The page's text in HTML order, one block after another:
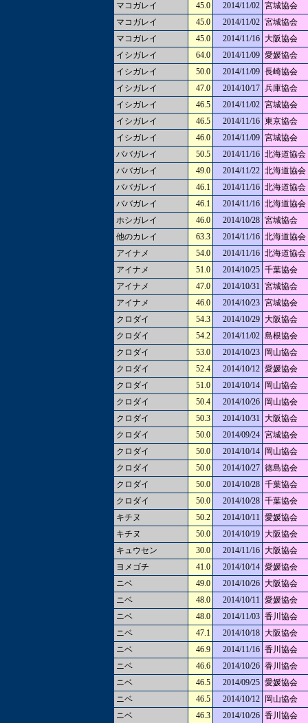
マコガレイ
45.0 2014/11/02 宮城協会
マコガレイ
45.0 2014/11/02 宮城協会
マコガレイ
45.0 2014/11/16 大阪協会
イシガレイ
64.0 2014/11/09 愛媛協会
イシガレイ
50.0 2014/11/09 長崎協会
イシガレイ
47.0 2014/10/17 兵庫協会
イシガレイ
46.5 2014/11/02 宮城協会
イシガレイ
46.5 2014/11/16 東京協会
イシガレイ
46.0 2014/11/09 宮城協会
ババガレイ
50.5 2014/11/16 北海道協会
ババガレイ
49.0 2014/11/22 北海道協会
ババガレイ
46.1 2014/11/16 北海道協会
ババガレイ
46.1 2014/11/16 北海道協会
ホシガレイ
46.0 2014/10/28 宮城協会
他のカレイ
63.3 2014/11/16 北海道協会
アイナメ
54.0 2014/11/16 北海道協会
アイナメ
51.0 2014/10/25 千葉協会
アイナメ
47.0 2014/10/31 宮城協会
アイナメ
46.0 2014/10/23 宮城協会
クロダイ
54.3 2014/10/29 大阪協会
クロダイ
54.2 2014/11/02 島根協会
クロダイ
53.0 2014/10/23
岡山協会
クロダイ
52.4 2014/10/12 愛媛協会
クロダイ
51.0 2014/10/14
岡山協会
クロダイ
50.4 2014/10/26
岡山協会
クロダイ
50.3 2014/10/31 大阪協会
クロダイ
50.0 2014/09/24 宮城協会
クロダイ
50.0 2014/10/14
岡山協会
クロダイ
50.0 2014/10/27 徳島協会
クロダイ
50.0 2014/10/28 千葉協会
クロダイ
50.0 2014/10/28 千葉協会
キチヌ
50.2 2014/10/11 愛媛協会
キチヌ
50.0 2014/10/19 大阪協会
キュウセン
30.0 2014/11/16 大阪協会
ヨメゴチ
41.0 2014/10/14 愛媛協会
ニベ
49.0 2014/10/26 大阪協会
ニベ
48.0 2014/10/11 愛媛協会
ニベ
48.0 2014/11/03 香川協会
ニベ
47.1 2014/10/18 大阪協会
ニベ
46.9 2014/11/16 香川協会
ニベ
46.6 2014/10/26 香川協会
ニベ
46.5 2014/09/25 愛媛協会
ニベ
46.5 2014/10/12
岡山協会
ニベ
46.3 2014/10/26 香川協会